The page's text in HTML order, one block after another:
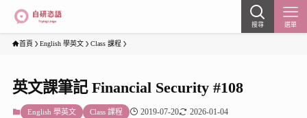
搜尋 選單
首頁 English 學英文 Class 課程
英文課筆記 Financial Security #108
English 學英文 Class 課程 2019-07-20 2026-01-04